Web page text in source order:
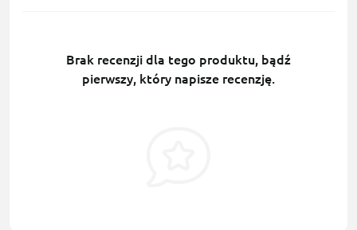
Brak recenzji dla tego produktu, bądź
pierwszy, który napisze recenzję.